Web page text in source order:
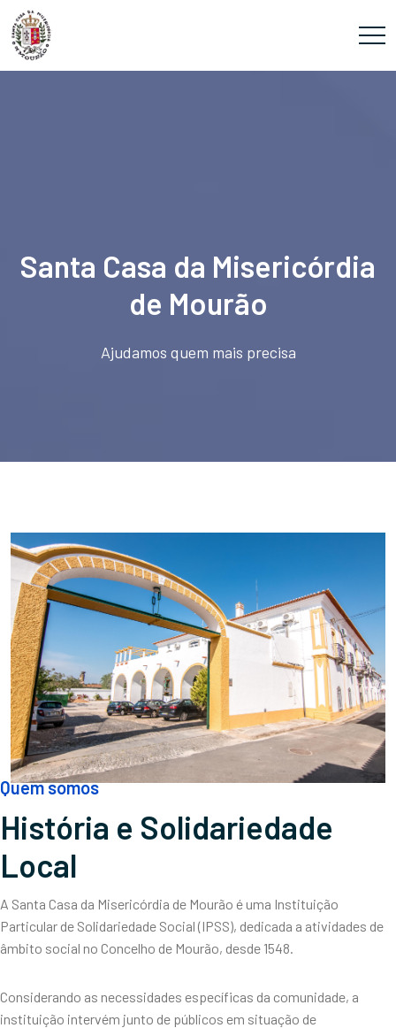
Santa Casa da Misericórdia
de Mourão
Ajudamos quem mais precisa
Quem somos
História e Solidariedade
Local
A Santa Casa da Misericórdia de Mourão é uma Instituição
Particular de Solidariedade Social (IPSS), dedicada a atividades de
âmbito social no Concelho de Mourão, desde 1548.
Considerando as necessidades específicas da comunidade, a
instituição intervém junto de públicos em situação de